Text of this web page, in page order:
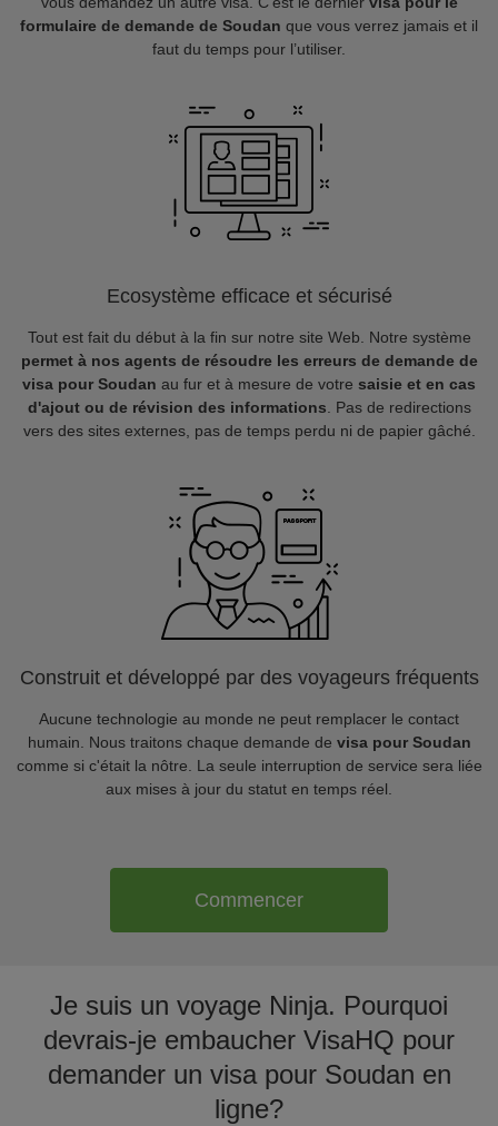
formulaire de demande de Soudan que vous verrez jamais et il
faut du temps pour l’utiliser.
Ecosystème efficace et sécurisé
Tout est fait du début à la fin sur notre site Web. Notre système
permet à nos agents de résoudre les erreurs de demande de
visa pour Soudan au fur et à mesure de votre saisie et en cas
d'ajout ou de révision des informations . Pas de redirections
vers des sites externes, pas de temps perdu ni de papier gâché.
Construit et développé par des voyageurs fréquents
Aucune technologie au monde ne peut remplacer le contact
humain. Nous traitons chaque demande de visa pour Soudan
comme si c'était la nôtre. La seule interruption de service sera liée
aux mises à jour du statut en temps réel.
Commencer
Je suis un voyage Ninja. Pourquoi
devrais-je embaucher VisaHQ pour
demander un visa pour Soudan en
ligne?